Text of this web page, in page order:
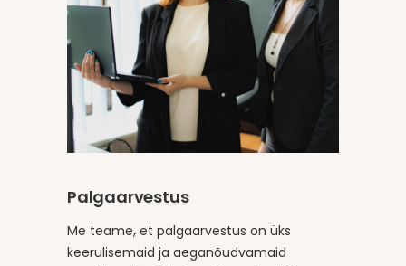
Palgaarvestus
Me teame, et palgaarvestus on üks
keerulisemaid ja aeganõudvamaid